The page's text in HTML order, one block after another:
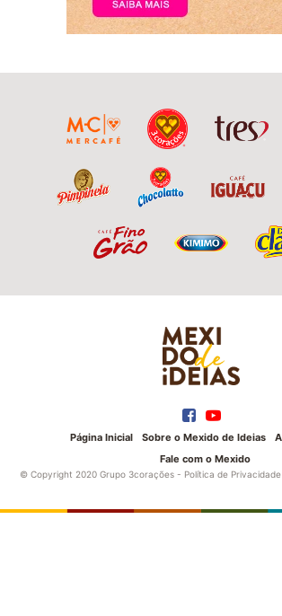
Página Inicial Sobre o Mexido de Ideias
Fale com o Mexido
© Copyright 2020 Grupo 3corações - Política de Privacidade